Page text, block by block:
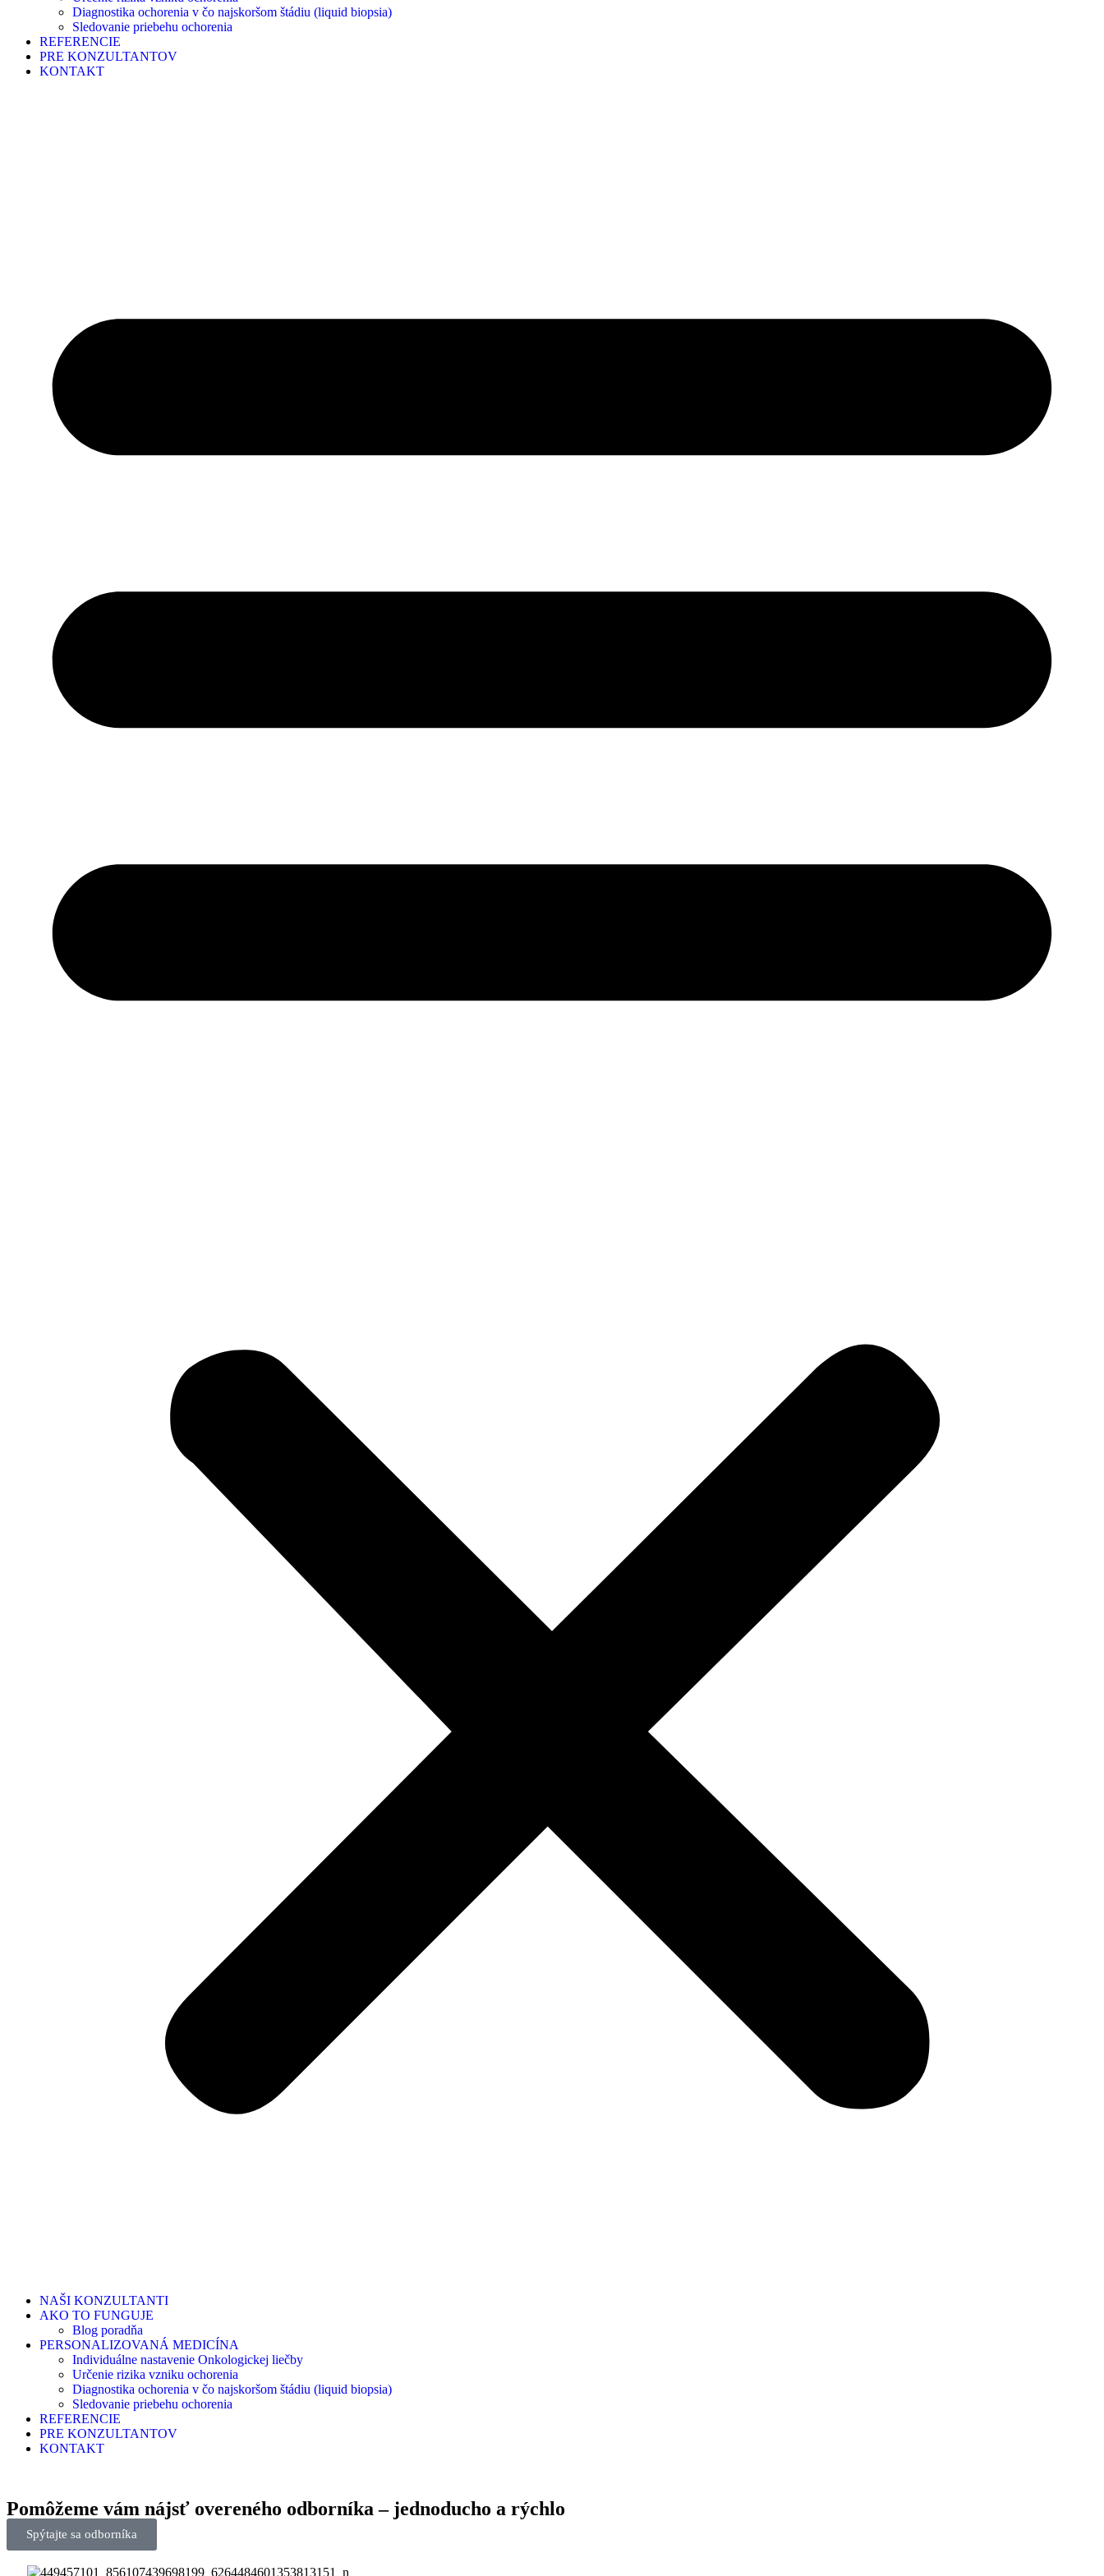
Diagnostika ochorenia v čo najskoršom štádiu (liquid biopsia)
Sledovanie priebehu ochorenia
REFERENCIE
PRE KONZULTANTOV
KONTAKT
NAŠI KONZULTANTI
AKO TO FUNGUJE
Blog poradňa
PERSONALIZOVANÁ MEDICÍNA
Individuálne nastavenie Onkologickej liečby
Určenie rizika vzniku ochorenia
Diagnostika ochorenia v čo najskoršom štádiu (liquid biopsia)
Sledovanie priebehu ochorenia
REFERENCIE
PRE KONZULTANTOV
KONTAKT
Pomôžeme vám nájsť overeného odborníka– jednoducho a rýchlo
Spýtajte sa odborníka